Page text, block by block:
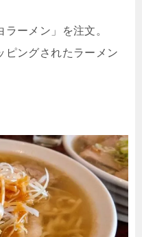
ーメン」を注文。
ピングされたラーメン